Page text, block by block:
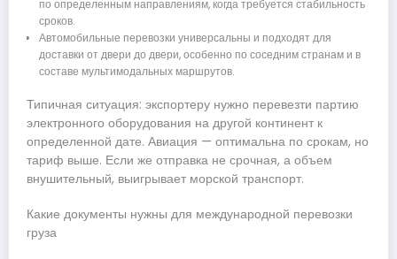
по определенным направлениям, когда требуется стабильность
сроков.
Автомобильные перевозки универсальны и подходят для
доставки от двери до двери, особенно по соседним странам и в
составе мультимодальных маршрутов.
Типичная ситуация: экспортеру нужно перевезти партию
электронного оборудования на другой континент к
определенной дате. Авиация — оптимальна по срокам, но
тариф выше. Если же отправка не срочная, а объем
внушительный, выигрывает морской транспорт.
Какие документы нужны для международной перевозки
груза